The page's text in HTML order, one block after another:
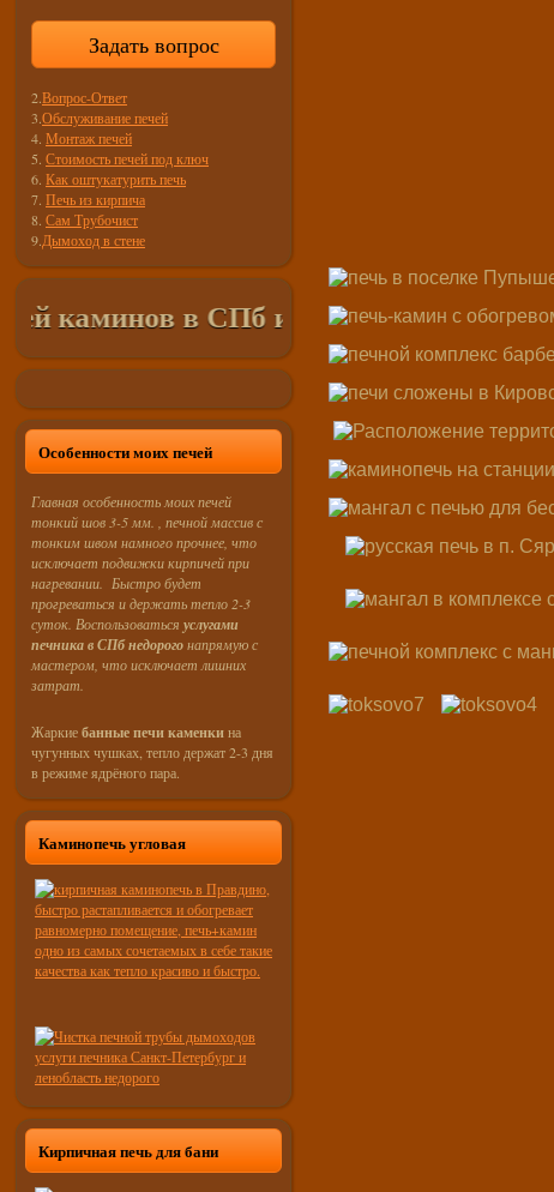
Задать вопрос
2.Вопрос-Ответ
3.Обслуживание печей
4. Монтаж печей
5. Стоимость печей под ключ
6. Как оштукатурить печь
7. Печь из кирпича
8. Сам Трубочист
9.Дымоход в стене
в СПб и Лен. Областинедорого !
Особенности моих печей
Главная особенность моих печей
тонкий шов 3-5 мм. , печной массив с
тонким швом намного прочнее, что
исключает подвижки кирпичей при
нагревании. Быстро будет
прогреваться и держать тепло 2-3
суток. Воспользоваться услугами
печника в СПб недорогонапрямую с
мастером, что исключает лишних
затрат.
Жаркиебанные печи каменкина
чугунных чушках, тепло держат 2-3 дня
в режиме ядрёного пара.
Каминопечь угловая
Кирпичная печь для бани